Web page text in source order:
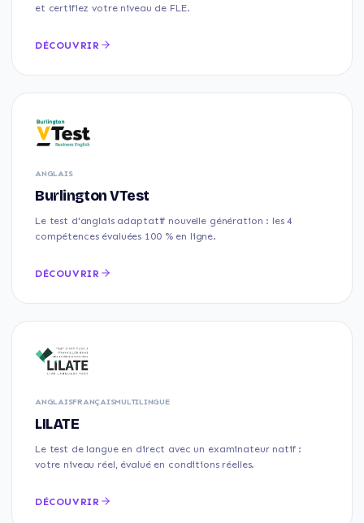
et certifiez votre niveau de FLE.
DÉCOUVRIR
ANGLAIS
Burlington VTest
Le test d'anglais adaptatif nouvelle génération : les 4
compétences évaluées 100 % en ligne.
DÉCOUVRIR
ANGLAISFRANÇAISMULTILINGUE
LILATE
Le test de langue en direct avec un examinateur natif :
votre niveau réel, évalué en conditions réelles.
DÉCOUVRIR